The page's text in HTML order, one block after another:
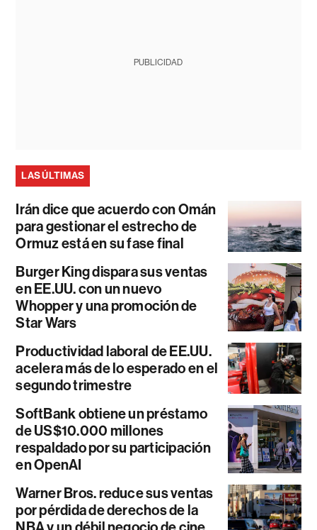
PUBLICIDAD
LAS ÚLTIMAS
Irán dice que acuerdo con Omán
para gestionar el estrecho de
Ormuz está en su fase final
Burger King dispara sus ventas
en EE.UU. con un nuevo
Whopper y una promoción de
Star Wars
Productividad laboral de EE.UU.
acelera más de lo esperado en el
segundo trimestre
SoftBank obtiene un préstamo
de US$10.000 millones
respaldado por su participación
en OpenAI
Warner Bros. reduce sus ventas
por pérdida de derechos de la